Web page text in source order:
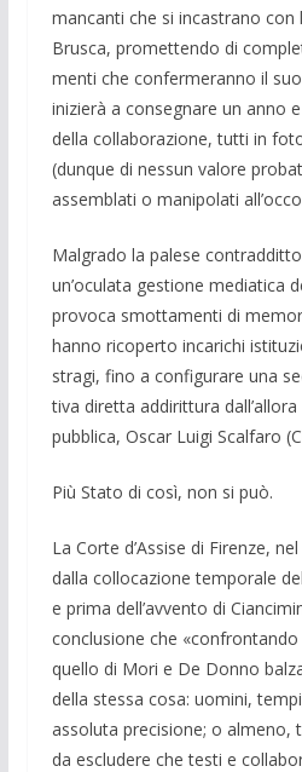
mancanti che si incastrano con
Brusca, promet­tendo di
menti che confermeranno il
inizierà a consegnare un anno
della collaborazione, tutti in
(dun­que di nessun valore
assemblati o manipolati
Malgrado la palese
un’oculata ge­stione mediatica
provoca smottamenti di
hanno ricoperto incarichi
stragi, fino a configurare una
tiva diretta addirittura
pubblica, Oscar Luigi Scalfaro
Più Stato di così, non si può.
La Corte d’Assise di Firenze,
dalla collocazione temporal­e
e prima dell’avvento di
conclusione che
quello di Mori e De Donno
della stessa cosa: uomini,
assoluta precisione; o alme­no,
da escludere che testi e